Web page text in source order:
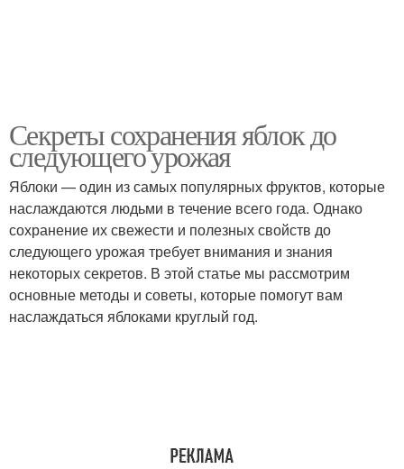
Секреты сохранения яблок до
следующего урожая
Яблоки — один из самых популярных фруктов, которые
наслаждаются людьми в течение всего года. Однако
сохранение их свежести и полезных свойств до
следующего урожая требует внимания и знания
некоторых секретов. В этой статье мы рассмотрим
основные методы и советы, которые помогут вам
наслаждаться яблоками круглый год.